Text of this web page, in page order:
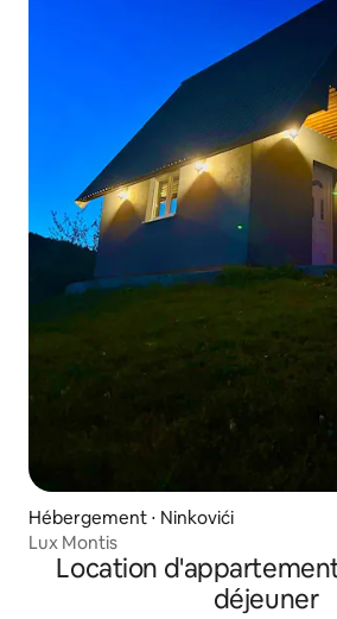
Hébergement ⋅ Ninkovići
Lux Montis
Location
déjeuner